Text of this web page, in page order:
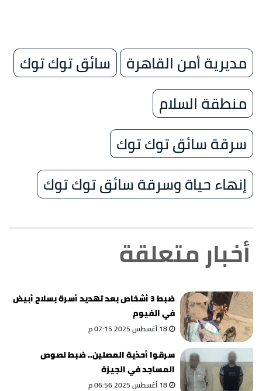
مديرية أمن القاهرة
سائق توك توك
منطقة السلام
سرقة سائق توك توك
إنهاء حياة وسرقة سائق توك توك
أخبار متعلقة
ضبط 3 أشخاص بعد تهديد أسرة بسلاح أبيض
في الفيوم
18 أغسطس 2025 07:15 م
سرقوا أحذية المصلين.. ضبط لصوص
المساجد في الجيزة
18 أغسطس 2025 06:56 م